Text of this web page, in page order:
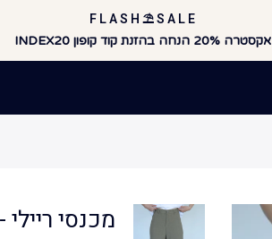
F L A S H ⛱️ S A L E
אקסטרה 20% הנחה בהזנת קוד קופון INDEX20
מכנסי ריילי